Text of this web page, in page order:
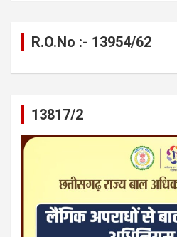
R.O.No :- 13954/62
13817/2